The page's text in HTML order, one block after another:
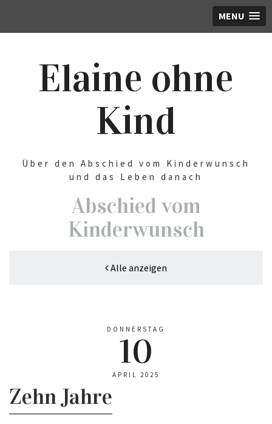
MENU
Elaine ohne
Kind
Über den Abschied vom Kinderwunsch
und das Leben danach
Abschied vom
Kinderwunsch
Alle anzeigen
DONNERSTAG
10
APRIL 2025
Zehn Jahre